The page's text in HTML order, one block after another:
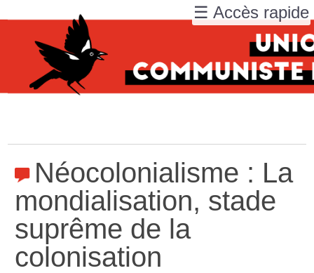
Néocolonialisme : La
mondialisation, stade
suprême de la
colonisation
☰ Accès rapide